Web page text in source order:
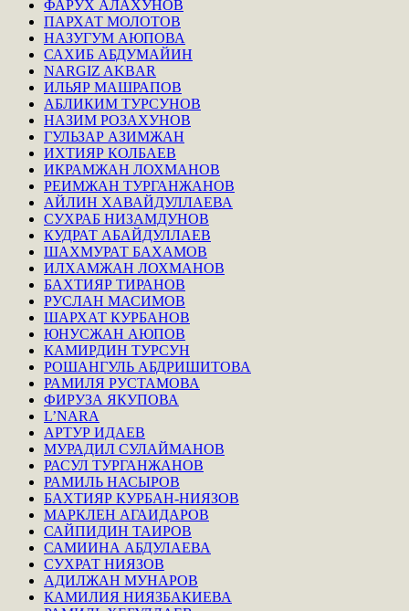
ФАРУХ АЛАХУНОВ
ПАРХАТ МОЛОТОВ
НАЗУГУМ АЮПОВА
САХИБ АБДУМАЙИН
NARGIZ AKBAR
ИЛЬЯР МАШРАПОВ
АБЛИКИМ ТУРСУНОВ
НАЗИМ РОЗАХУНОВ
ГУЛЬЗАР АЗИМЖАН
ИХТИЯР КОЛБАЕВ
ИКРАМЖАН ЛОХМАНОВ
РЕИМЖАН ТУРГАНЖАНОВ
АЙЛИН ХАВАЙДУЛЛАЕВА
СУХРАБ НИЗАМДУНОВ
КУДРАТ АБАЙДУЛЛАЕВ
ШАХМУРАТ БАХАМОВ
ИЛХАМЖАН ЛОХМАНОВ
БАХТИЯР ТИРАНОВ
РУСЛАН МАСИМОВ
ШАРХАТ КУРБАНОВ
ЮНУСЖАН АЮПОВ
КАМИРДИН ТУРСУН
РОШАНГУЛЬ АБДРИШИТОВА
РАМИЛЯ РУСТАМОВА
ФИРУЗА ЯКУПОВА
L’NARA
АРТУР ИДАЕВ
МУРАДИЛ СУЛАЙМАНОВ
РАСУЛ ТУРГАНЖАНОВ
РАМИЛЬ НАСЫРОВ
БАХТИЯР КУРБАН-НИЯЗОВ
МАРКЛЕН АГАИДАРОВ
САЙПИДИН ТАИРОВ
САМИИНА АБДУЛАЕВА
СУХРАТ НИЯЗОВ
АДИЛЖАН МУНАРОВ
КАМИЛИЯ НИЯЗБАКИЕВА